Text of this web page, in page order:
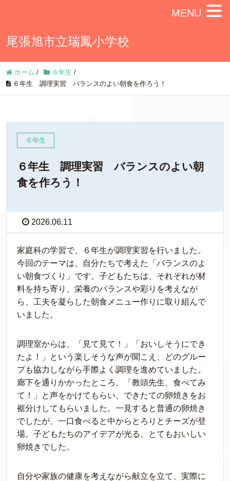
尾張旭市立瑞鳳小学校
ホーム / ６年生 /
６年生 調理実習 バランスのよい朝食を作ろう！
６年生
６年生 調理実習 バランスのよい朝
食を作ろう！
2026.06.11
家庭科の学習で、６年生が調理実習を行いました。
今回のテーマは、自分たちで考えた「バランスのよ
い朝食づくり」です。子どもたちは、それぞれが材
料を持ち寄り、栄養のバランスや彩りを考えなが
ら、工夫を凝らした朝食メニュー作りに取り組んで
いました。
調理室からは、「見て見て！」「おいしそうにでき
たよ！」という楽しそうな声が聞こえ、どのグルー
プも協力しながら手際よく調理を進めていました。
廊下を通りかかったところ、「教頭先生、食べてみ
て！」と声をかけてもらい、できたての卵焼きをお
裾分けしてもらいました。一見すると普通の卵焼き
でしたが、一口食べると中からとろりとチーズが登
場。子どもたちのアイデアが光る、とてもおいしい
卵焼きでした。
自分や家族の健康を考えながら献立を立て、実際に
MENU